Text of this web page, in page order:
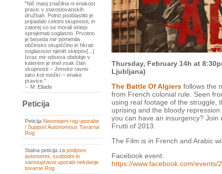
"Nič manj značilna ni enakost
pravic v staroslovanskih
družbah. Polno pooblastilo je
pripadalo celotni skupnosti, in
zatorej so se morali sklepi
sprejemati soglasno. Prvotno
je beseda mir pomenila
občinsko skupščino in hkrati
soglasnostnjenih sklepov[...]
Izraz mir odseva obdobje v
katerem je imel vsak član
skupnosti -- ženske ravno
tako kot moški-- enake
pravice."
-- M. Eliade
Peticija
Peticija Neomejeni rog uporabe
/ Support Autonomous Tovarna
Rog
Stalna peticija za podporo
avtonomni, svobodni in
samoupravni uporabi nekdanje
tovarne Rog
Thursday, February 14h at
Ljubljana)
The Battle Of Algiers follows the
from French colonial rule. Seen
using real footage of the struggle,
uprising and the bloody
you can have an insurgency?
Frutti of 2013.
The Film is in French and Arabic
Facebook event:
https://www.facebook.com/events/